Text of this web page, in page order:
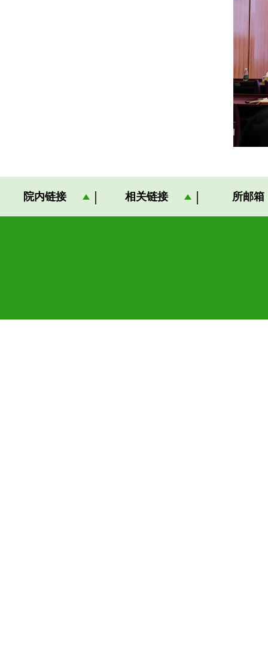
院内链接 相关链接 所邮箱